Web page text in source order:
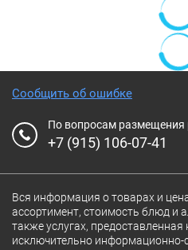
Сообщить об ошибке
По вопросам
+7 (915) 106-07-41
Вся информация о товарах и
ассортимент, стоимость блюд и
также услугах, предоставленная
исключительно информационно-